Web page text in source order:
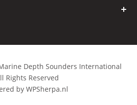
Depth Sounders International
Rights Reserved
by WPSherpa.nl